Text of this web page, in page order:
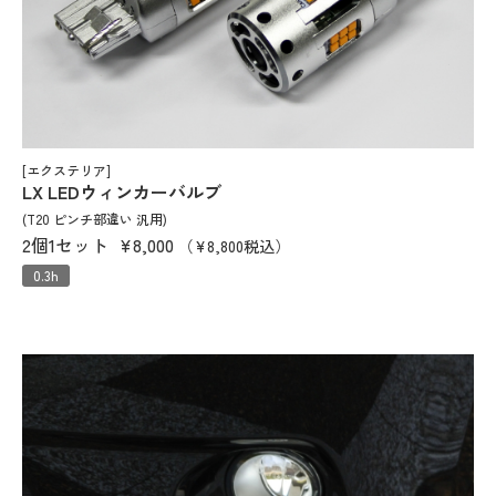
[エクステリア]
LX LEDウィンカーバルブ
(T20 ピンチ部違い 汎用)
2個1セット ¥8,000 （¥8,800税込）
0.3h